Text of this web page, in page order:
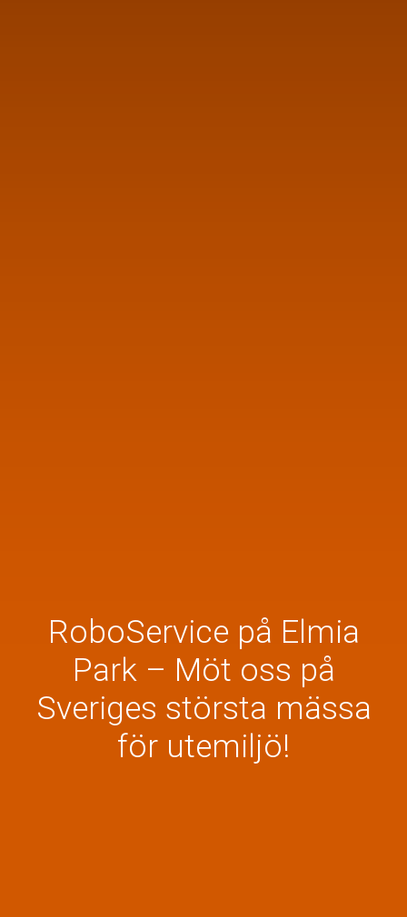
RoboService på Elmia
Park – Möt oss på
Sveriges största mässa
för utemiljö!